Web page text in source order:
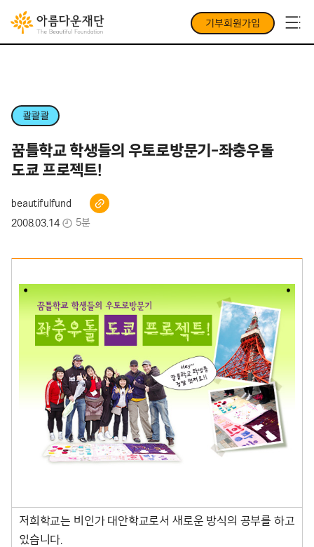
기부회원가입
콸콸콸
꿈틀학교 학생들의 우토로방문기-좌충우돌
도쿄 프로젝트!
beautifulfund
2008.03.14
5분
저희학교는 비인가 대안학교로서 새로운 방식의 공부를 하고
있습니다.